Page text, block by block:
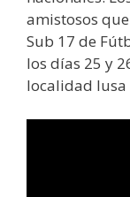
amistosos
Sub 17 de
los días 25 y
localidad lusa